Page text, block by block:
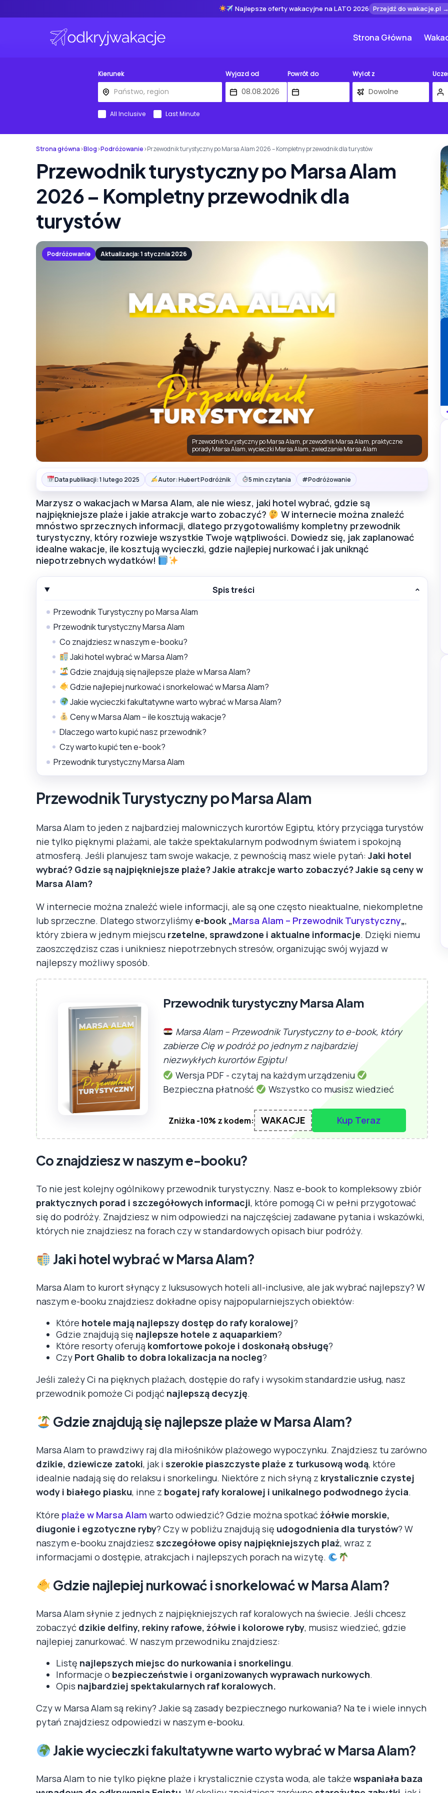
Najlepsze oferty wakacyjne na LATO 2026 Przejdź do wakacje.pl
Strona Główna
Kierunek Wyjazd od Powrót do Wylot z
All Inclusive Last Minute
Strona główna›Blog›Podróżowanie›Przewodnik turystyczny po Marsa Alam 2026 – Kompletny przewodnik dla turystów
Przewodnik turystyczny po Marsa Alam
2026 – Kompletny przewodnik dla
turystów
Podróżowanie Aktualizacja: 1 stycznia 2026
Przewodnik turystyczny po Marsa Alam, przewodnik Marsa Alam, praktyczne
porady Marsa Alam, wycieczki Marsa Alam, zwiedzanie Marsa Alam
Data publikacji: 1 lutego 2025 Autor: Hubert Podróżnik 5 min czytania #Podróżowanie
Marzysz o wakacjach w Marsa Alam, ale nie wiesz, jaki hotel wybrać, gdzie są
najpiękniejsze plaże i jakie atrakcje warto zobaczyć?
W internecie można znaleźć
mnóstwo sprzecznych informacji, dlatego przygotowaliśmy kompletny przewodnik
turystyczny, który rozwieje wszystkie Twoje wątpliwości. Dowiedz się, jak zaplanować
idealne wakacje, ile kosztują wycieczki, gdzie najlepiej nurkować i jak uniknąć
niepotrzebnych wydatków!
Spis treści
Przewodnik Turystyczny po Marsa Alam
Przewodnik turystyczny Marsa Alam
Co znajdziesz w naszym e-booku?
Jaki hotel wybrać w Marsa Alam?
Gdzie znajdują się najlepsze plaże w Marsa Alam?
Gdzie najlepiej nurkować i snorkelować w Marsa Alam?
Jakie wycieczki fakultatywne warto wybrać w Marsa Alam?
Ceny w Marsa Alam – ile kosztują wakacje?
Dlaczego warto kupić nasz przewodnik?
Czy warto kupić ten e-book?
Przewodnik turystyczny Marsa Alam
Przewodnik Turystyczny po Marsa Alam
Marsa Alam to jeden z najbardziej malowniczych kurortów Egiptu, który przyciąga turystów
nie tylko pięknymi plażami, ale także spektakularnym podwodnym światem i spokojną
atmosferą. Jeśli planujesz tam swoje wakacje, z pewnością masz wiele pytań:Jaki hotel
wybrać? Gdzie są najpiękniejsze plaże? Jakie atrakcje warto zobaczyć? Jakie są ceny w
Marsa Alam?
W internecie można znaleźć wiele informacji, ale są one często nieaktualne, niekompletne
lub sprzeczne. Dlatego stworzyliśmy e-book „Marsa Alam – Przewodnik Turystyczny„,
który zbiera w jednym miejscu rzetelne, sprawdzone i aktualne informacje. Dzięki niemu
zaoszczędzisz czas i unikniesz niepotrzebnych stresów, organizując swój wyjazd w
najlepszy możliwy sposób.
Przewodnik turystyczny Marsa Alam
Marsa Alam – Przewodnik Turystyczny to e-book, który
zabierze Cię w podróż po jednym z najbardziej
niezwykłych kurortów Egiptu!
Wersja PDF - czytaj na każdym urządzeniu
Bezpieczna płatność
Wszystko co musisz wiedzieć
Zniżka -10% z kodem: WAKACJE Kup Teraz
Co znajdziesz w naszym e-booku?
To nie jest kolejny ogólnikowy przewodnik turystyczny. Nasz e-book to kompleksowy zbiór
praktycznych porad i szczegółowych informacji, które pomogą Ci w pełni przygotować
się do podróży. Znajdziesz w nim odpowiedzi na najczęściej zadawane pytania i wskazówki,
których nie znajdziesz na forach czy w standardowych opisach biur podróży.
Jaki hotel wybrać w Marsa Alam?
Marsa Alam to kurort słynący z luksusowych hoteli all-inclusive, ale jak wybrać najlepszy? W
naszym e-booku znajdziesz dokładne opisy najpopularniejszych obiektów:
Które hotele mają najlepszy dostęp do rafy koralowej?
Gdzie znajdują się najlepsze hotele z aquaparkiem?
Które resorty oferują komfortowe pokoje i doskonałą obsługę?
Czy Port Ghalib to dobra lokalizacja na nocleg?
Jeśli zależy Ci na pięknych plażach, dostępie do rafy i wysokim standardzie usług, nasz
przewodnik pomoże Ci podjąć najlepszą decyzję.
Gdzie znajdują się najlepsze plaże w Marsa Alam?
Marsa Alam to prawdziwy raj dla miłośników plażowego wypoczynku. Znajdziesz tu zarówno
dzikie, dziewicze zatoki, jak i szerokie piaszczyste plaże z turkusową wodą, które
idealnie nadają się do relaksu i snorkelingu. Niektóre z nich słyną z krystalicznie czystej
wody i białego piasku, inne z bogatej rafy koralowej i unikalnego podwodnego życia.
Które plaże w Marsa Alam warto odwiedzić? Gdzie można spotkaćżółwie morskie,
diugonie i egzotyczne ryby? Czy w pobliżu znajdują się udogodnienia dla turystów? W
naszym e-booku znajdziesz szczegółowe opisy najpiękniejszych plaż, wraz z
informacjami o dostępie, atrakcjach i najlepszych porach na wizytę.
Gdzie najlepiej nurkować i snorkelować w Marsa Alam?
Marsa Alam słynie z jednych z najpiękniejszych raf koralowych na świecie. Jeśli chcesz
zobaczyć dzikie delfiny, rekiny rafowe, żółwie i kolorowe ryby, musisz wiedzieć, gdzie
najlepiej zanurkować. W naszym przewodniku znajdziesz:
Listę najlepszych miejsc do nurkowania i snorkelingu.
Informacje o bezpieczeństwie i organizowanych wyprawach nurkowych.
Opis najbardziej spektakularnych raf koralowych.
Czy w Marsa Alam są rekiny? Jakie są zasady bezpiecznego nurkowania? Na te i wiele innych
pytań znajdziesz odpowiedzi w naszym e-booku.
Jakie wycieczki fakultatywne warto wybrać w Marsa Alam?
Marsa Alam to nie tylko piękne plaże i krystalicznie czysta woda, ale także wspaniała baza